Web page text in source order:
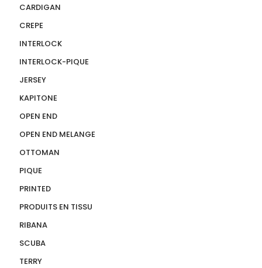
CARDIGAN
CREPE
INTERLOCK
INTERLOCK-PIQUE
JERSEY
KAPITONE
OPEN END
OPEN END MELANGE
OTTOMAN
PIQUE
PRINTED
PRODUITS EN TISSU
RIBANA
SCUBA
TERRY